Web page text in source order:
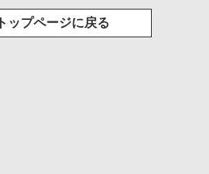
トップページに戻る